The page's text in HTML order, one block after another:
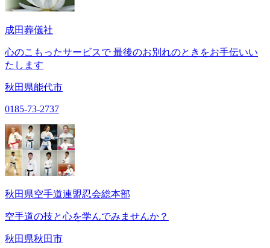
成田葬儀社
心のこもったサービスで 最後のお別れのときをお手伝いい
たします
秋田県能代市
0185-73-2737
秋田県空手道連盟忍会総本部
空手道の技と心を学んでみませんか？
秋田県秋田市